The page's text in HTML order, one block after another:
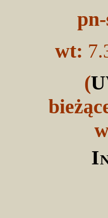
wt:
(